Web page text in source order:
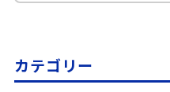
カテゴリー